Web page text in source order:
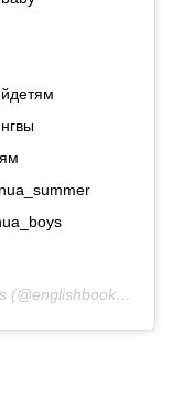
(@englishbooks.in.ua) on